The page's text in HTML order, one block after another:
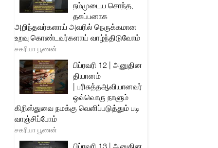
நம்முடைய சொந்த,
தகப்பனாக
அறிந்தவர்களாய் அவரில் நெருக்கமான
உறவு கொண்டவர்களாய் வாழ்ந்திடுவோம்
சகரியா பூணன்
பிப்ரவரி 12 | அனுதின
தியானம்
| பரிசுத்தஆவியானவர்
ஒவ்வொரு நாளும்
கிறிஸ்துவை நமக்கு வெளிப்படுத்தும் படி
வாஞ்சிப்போம்
சகரியா பூணன்
பிப்ரவரி 13 | அனுதின